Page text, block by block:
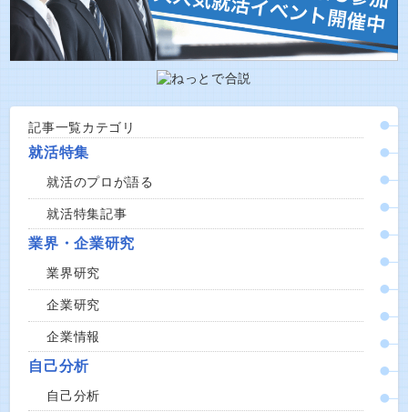
記事一覧カテゴリ
就活特集
就活のプロが語る
就活特集記事
業界・企業研究
業界研究
企業研究
企業情報
自己分析
自己分析